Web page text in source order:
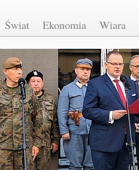
Świat Ekonomia Wiara